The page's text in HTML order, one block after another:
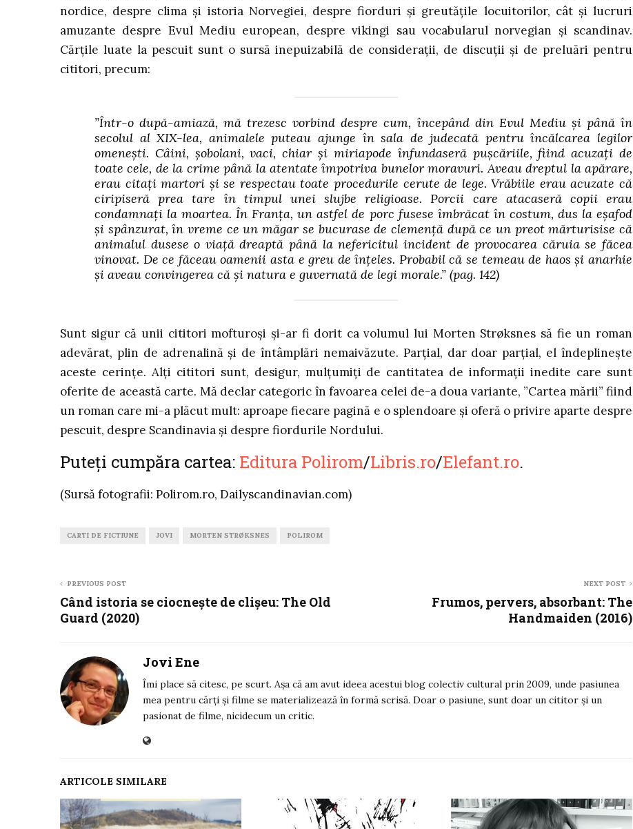
nordice, despre clima și istoria Norvegiei, despre fiorduri și greutățile locuitorilor, cât și lucruri
amuzante despre Evul Mediu european, despre vikingi sau vocabularul norvegian și scandinav.
Cărțile luate la pescuit sunt o sursă inepuizabilă de considerații, de discuții și de preluări pentru
cititori, precum:
”Într-o după-amiază, mă trezesc vorbind despre cum, începând din Evul Mediu și până în
secolul al XIX-lea, animalele puteau ajunge în sala de judecată pentru încălcarea legilor
omenești. Câini, șobolani, vaci, chiar și miriapode înfundaseră pușcăriile, fiind acuzați de
toate cele, de la crime până la atentate împotriva bunelor moravuri. Aveau dreptul la apărare,
erau citați martori și se respectau toate procedurile cerute de lege. Vrăbiile erau acuzate că
ciripiseră prea tare în timpul unei slujbe religioase. Porcii care atacaseră copii erau
condamnați la moartea. În Franța, un astfel de porc fusese îmbrăcat în costum, dus la eșafod
și spânzurat, în vreme ce un măgar se bucurase de clemență după ce un preot mărturisise că
animalul dusese o viață dreaptă până la nefericitul incident de provocarea căruia se făcea
vinovat. De ce făceau oamenii asta e greu de înțeles. Probabil că se temeau de haos și anarhie
și aveau convingerea că și natura e guvernată de legi morale.” (pag. 142)
Sunt sigur că unii cititori mofturoși și-ar fi dorit ca volumul lui Morten Strøksnes să fie un roman
adevărat, plin de adrenalină și de întâmplări nemaivăzute. Parțial, dar doar parțial, el îndeplinește
aceste cerințe. Alți cititori sunt, desigur, mulțumiți de cantitatea de informații inedite care sunt
oferite de această carte. Mă declar categoric în favoarea celei de-a doua variante, ”Cartea mării” fiind
un roman care mi-a plăcut mult: aproape fiecare pagină e o splendoare și oferă o privire aparte despre
pescuit, despre Scandinavia și despre fiordurile Nordului.
Puteți cumpăra cartea: Editura Polirom/Libris.ro/Elefant.ro.
(Sursă fotografii: Polirom.ro, Dailyscandinavian.com)
CARTI DE FICTIUNE JOVI MORTEN STRØKSNES POLIROM
PREVIOUS POST
Când istoria se ciocnește de clișeu: The Old
Guard (2020)
NEXT POST
Frumos, pervers, absorbant: The
Handmaiden (2016)
Jovi Ene
Îmi place să citesc, pe scurt. Așa că am avut ideea acestui blog colectiv cultural prin 2009, unde pasiunea
mea pentru cărți și filme se materializează în formă scrisă. Doar o pasiune, sunt doar un cititor și un
pasionat de filme, nicidecum un critic.
ARTICOLE SIMILARE